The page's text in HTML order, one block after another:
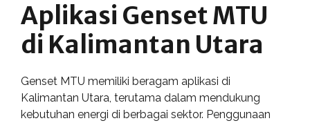
Aplikasi Genset MTU
di Kalimantan Utara
Genset MTU memiliki beragam aplikasi di
Kalimantan Utara, terutama dalam mendukung
kebutuhan energi di berbagai sektor. Penggunaan